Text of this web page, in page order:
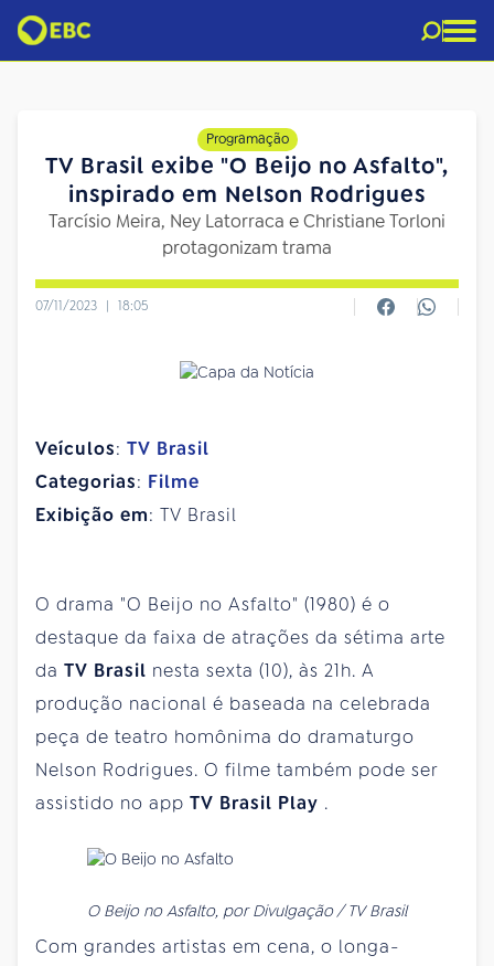
Programação
TV Brasil exibe "O Beijo no Asfalto",
inspirado em Nelson Rodrigues
Tarcísio Meira, Ney Latorraca e Christiane Torloni
protagonizam trama
07/11/2023 | 18:05
Veículos: TV Brasil
Categorias: Filme
Exibição em: TV Brasil
O drama "O Beijo no Asfalto" (1980) é o
destaque da faixa de atrações da sétima arte
da TV Brasil nesta sexta (10), às 21h. A
produção nacional é baseada na celebrada
peça de teatro homônima do dramaturgo
Nelson Rodrigues. O filme também pode ser
assistido no app TV Brasil Play .
O Beijo no Asfalto, por Divulgação / TV Brasil
Com grandes artistas em cena, o longa-